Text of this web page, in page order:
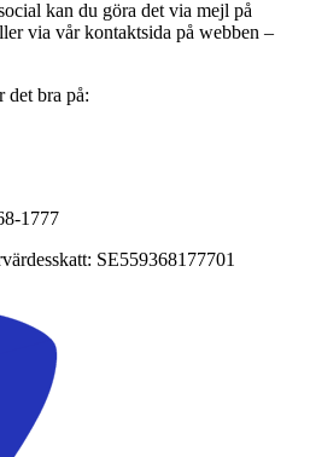
kan du göra det via mejl på
via vår kontaktsida på webben –
det bra på:
1777
SE559368177701